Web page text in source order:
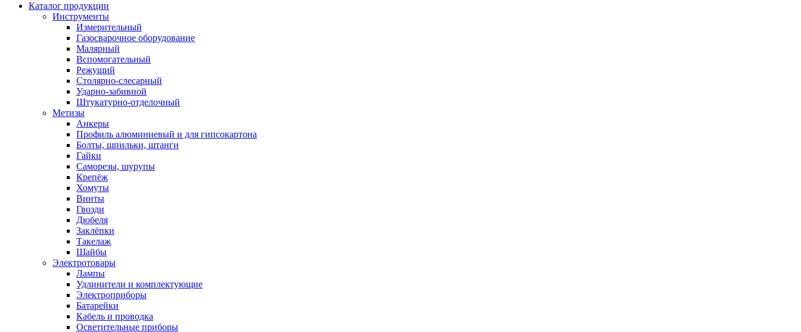
Каталог продукции
Инструменты
Измерительный
Газосварочное оборудование
Малярный
Вспомогательный
Режущий
Столярно-слесарный
Ударно-забивной
Штукатурно-отделочный
Метизы
Анкеры
Профиль алюминиевый и для гипсокартона
Болты, шпильки, штанги
Гайки
Саморезы, шурупы
Крепёж
Хомуты
Винты
Гвозди
Дюбеля
Заклёпки
Такелаж
Шайбы
Электротовары
Лампы
Удлинители и комплектующие
Электроприборы
Батарейки
Кабель и проводка
Осветительные приборы